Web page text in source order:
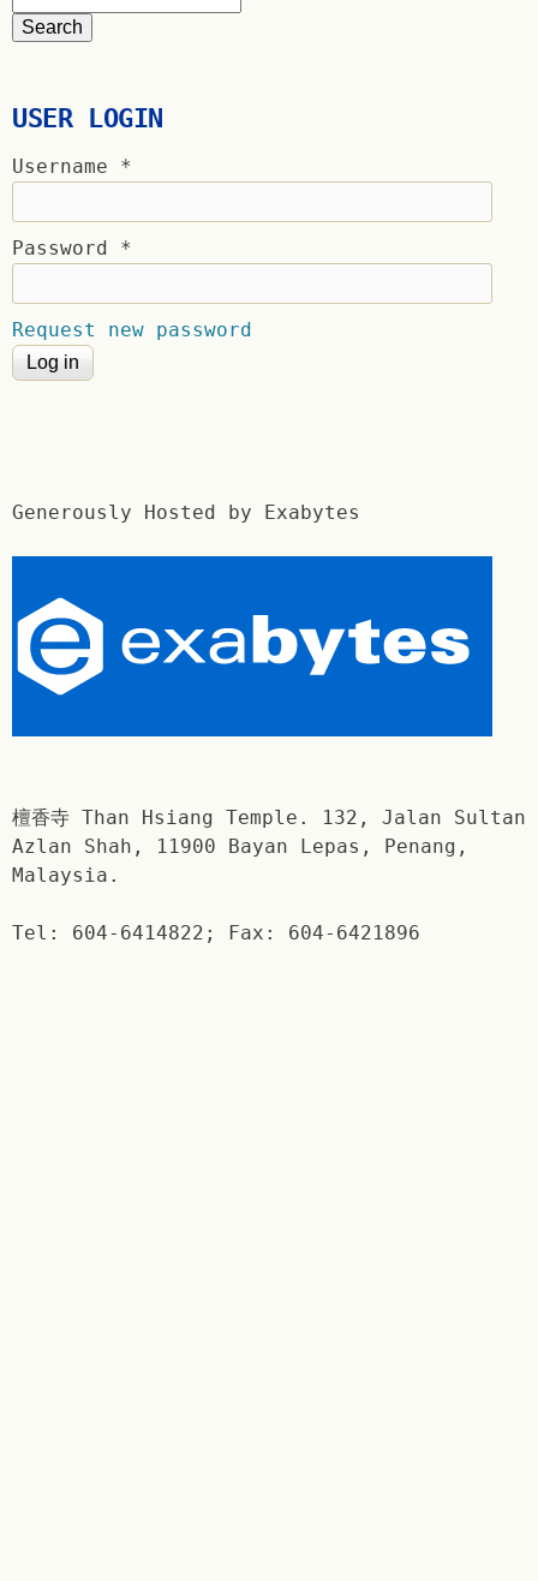
USER LOGIN
Username *
Password *
Request new password
Generously Hosted by Exabytes
檀香寺 Than Hsiang Temple. 132, Jalan Sultan
Azlan Shah, 11900 Bayan Lepas, Penang,
Malaysia.
Tel: 604-6414822; Fax: 604-6421896